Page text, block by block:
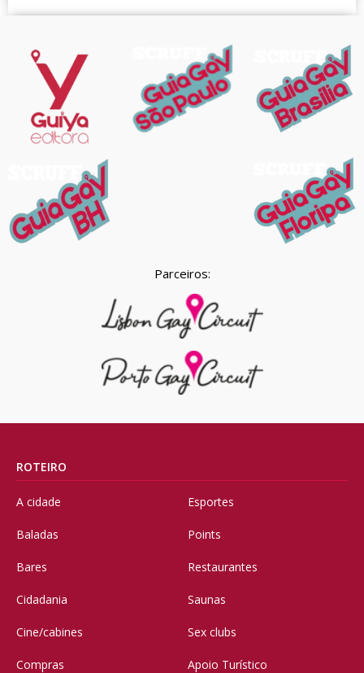
Parceiros:
ROTEIRO
A cidade
Baladas
Bares
Cidadania
Cine/cabines
Compras
Esportes
Points
Restaurantes
Saunas
Sex clubs
Apoio Turístico